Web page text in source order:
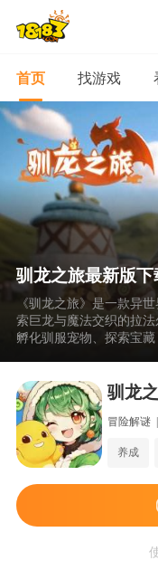
首页 找游戏
驯龙之旅最新版下
《驯龙之旅》是一款异
索巨龙与魔法交织的拉法
孵化驯服宠物、探索宝
险。
驯龙
冒险解谜 |
养成